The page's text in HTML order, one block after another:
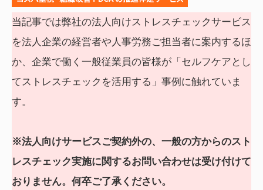
当記事では弊社の法人向けストレスチェックサービス
を法人企業の経営者や人事労務ご担当者に案内するほ
か、企業で働く一般従業員の皆様が「セルフケアとし
てストレスチェックを活用する」事例に触れていま
す。
※法人向けサービスご契約外の、一般の方からのスト
レスチェック実施に関するお問い合わせは受け付けて
おりません。何卒ご了承ください。